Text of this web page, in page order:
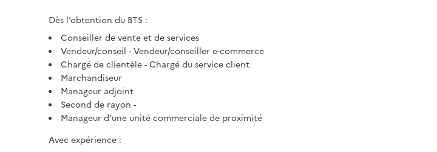
Dès l’obtention du BTS :
Conseiller de vente et de services
Vendeur/conseil - Vendeur/conseiller e-commerce
Chargé de clientèle - Chargé du service client
Marchandiseur
Manageur adjoint
Second de rayon -
Manageur d’une unité commerciale de proximité
Avec expérience :